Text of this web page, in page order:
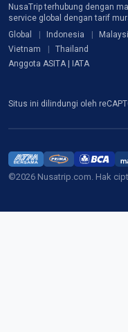
NusaTrip terhubung dengan
service global dengan tarif
Global
Indonesia
Vietnam
Thailand
Anggota ASITA | IATA
Situs ini dilindungi oleh
©2026 Nusatrip.com. Hak